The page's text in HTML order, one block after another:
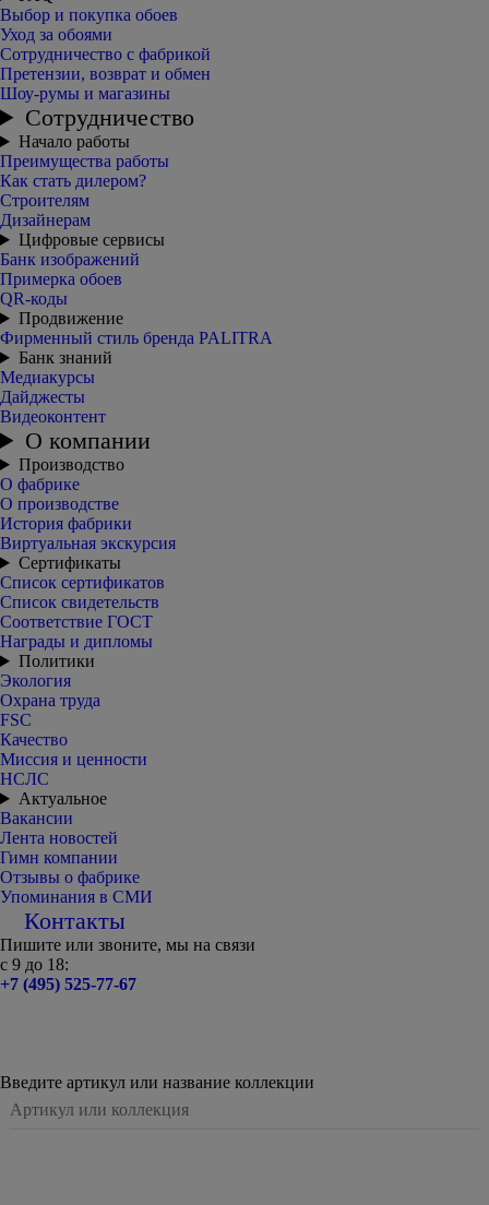
Выбор и покупка обоев
Уход за обоями
Сотрудничество с фабрикой
Претензии, возврат и обмен
Шоу-румы и магазины
Сотрудничество
Начало работы
Преимущества работы
Как стать дилером?
Строителям
Дизайнерам
Цифровые сервисы
Банк изображений
Примерка обоев
QR-коды
Продвижение
Фирменный стиль бренда PALITRA
Банк знаний
Медиакурсы
Дайджесты
Видеоконтент
О компании
Производство
О фабрике
О производстве
История фабрики
Виртуальная экскурсия
Сертификаты
Список сертификатов
Список свидетельств
Соответствие ГОСТ
Награды и дипломы
Политики
Экология
Охрана труда
FSC
Качество
Миссия и ценности
НСЛС
Актуальное
Вакансии
Лента новостей
Гимн компании
Отзывы о фабрике
Упоминания в СМИ
Контакты
Пишите или звоните, мы на связи
с 9 до 18:
+7 (495) 525-77-67
Введите артикул или название коллекции